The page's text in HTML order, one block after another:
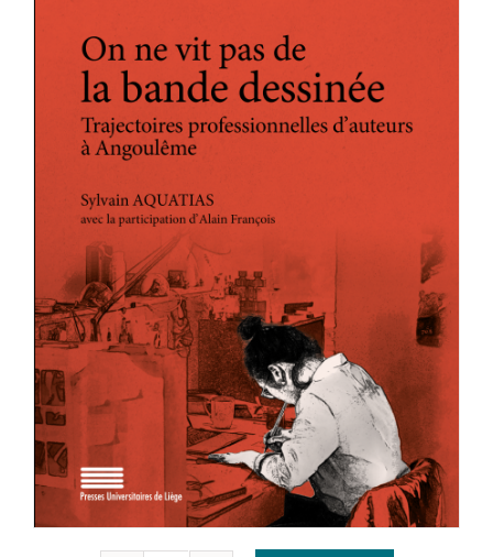
Achat en ligne
Panier WooCommerce